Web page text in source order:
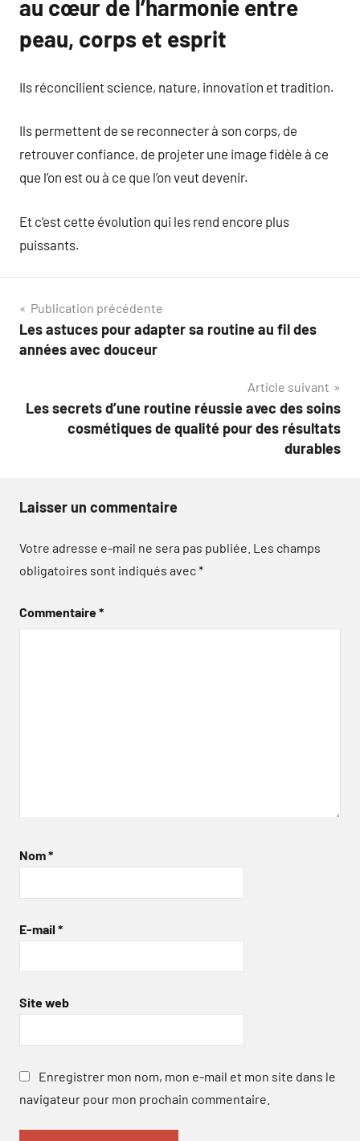
au cœur de l’harmonie entre
peau, corps et esprit
Ils réconcilient science, nature, innovation et tradition.
Ils permettent de se reconnecter à son corps, de
retrouver confiance, de projeter une image fidèle à ce
que l’on est ou à ce que l’on veut devenir.
Et c’est cette évolution qui les rend encore plus
puissants.
Navigation
de
Publication précédente
Les astuces pour adapter sa routine au fil des
années avec douceur
Article suivant
Les secrets d’une routine réussie avec des soins
cosmétiques de qualité pour des résultats
durables
Laisser un commentaire
Votre adresse e-mail ne sera pas publiée. Les champs
obligatoires sont indiqués avec*
Commentaire*
Nom*
E-mail *
Site web
Enregistrer mon nom, mon e-mail et mon site dans le
navigateur pour mon prochain commentaire.